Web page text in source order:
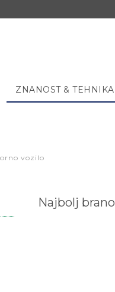
ZNANOST & TEHNIKA
vozilo
Najbolj brano